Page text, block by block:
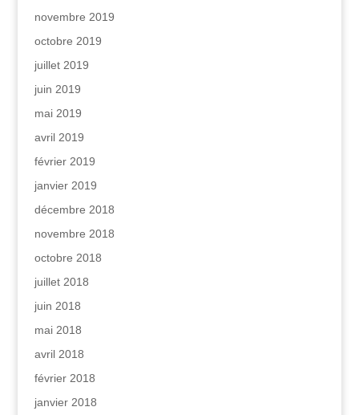
novembre 2019
octobre 2019
juillet 2019
juin 2019
mai 2019
avril 2019
février 2019
janvier 2019
décembre 2018
novembre 2018
octobre 2018
juillet 2018
juin 2018
mai 2018
avril 2018
février 2018
janvier 2018